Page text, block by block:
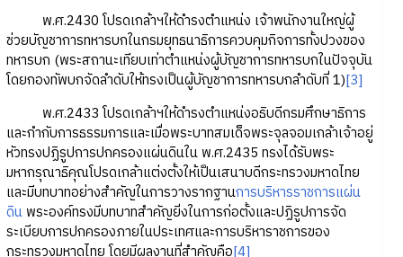
พ.ศ.2430 โปรดเกล้าฯให้ดำรงตำแหน่ง เจ้าพนักงานใหญ่ผู้
ช่วยบัญชาการทหารบกในกรมยุทธนาธิการควบคุมกิจการทั้งปวงของ
ทหารบก (พระสถานะเทียบเท่าตำแหน่งผู้บัญชาการทหารบกในปัจจุบัน
โดยกองทัพบกจัดลำดับให้ทรงเป็นผู้บัญชาการทหารบกลำดับที่ 1)[3]
พ.ศ.2433 โปรดเกล้าฯให้ดำรงตำแหน่งอธิบดีกรมศึกษาธิการ
และกำกับการธรรมการและเมื่อพระบาทสมเด็จพระจุลจอมเกล้าเจ้าอยู่
หัวทรงปฏิรูปการปกครองแผ่นดินใน พ.ศ.2435 ทรงได้รับพระ
มหากรุณาธิคุณโปรดเกล้าแต่งตั้งให้เป็นเสนาบดีกระทรวงมหาดไทย
และมีบทบาทอย่างสำคัญในการวางรากฐานการบริหารราชการแผ่น
ดินพระองค์ทรงมีบทบาทสำคัญยิ่งในการก่อตั้งและปฏิรูปการจัด
ระเบียบการปกครองภายในประเทศและการบริหาราชการของ
กระทรวงมหาดไทย โดยมีผลงานที่สำคัญคือ[4]